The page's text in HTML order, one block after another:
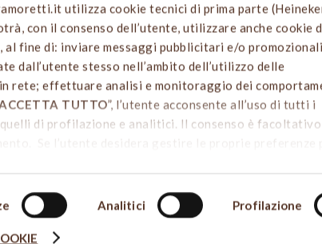
utilizza cookie tecnici di prima parte
con il consenso dell’utente, utilizzare anche cookie
fine di: inviare messaggi pubblicitari e/o
dall’utente stesso nell’ambito dell’utilizzo delle
rete; effettuare analisi e monitoraggio dei
TUTTO”, l’utente acconsente all’uso di tutti i
di profilazione e analitici. Il consenso è facoltativo
Se l’utente desidera gestire le proprie preferenze
cookie. Chiudendo questo banner - cliccando sulla X in
all’uso dei cookie che richiedono il consenso,
(solo cookie tecnici attivi).
Analitici Profilazione
Informativa privacy e cookies
Termini e condizioni d’uso
Codice Etico e di
Dichiarazione di accessibilità